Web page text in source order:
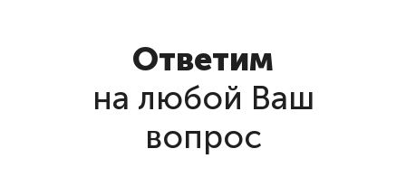
Ответим
на любой Ваш
вопрос